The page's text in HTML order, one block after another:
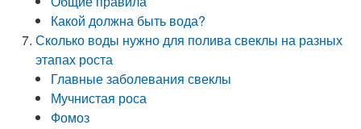
Какой должна быть вода?
Сколько воды нужно для полива свеклы на разных
этапах роста
Главные заболевания свеклы
Мучнистая роса
Фомоз